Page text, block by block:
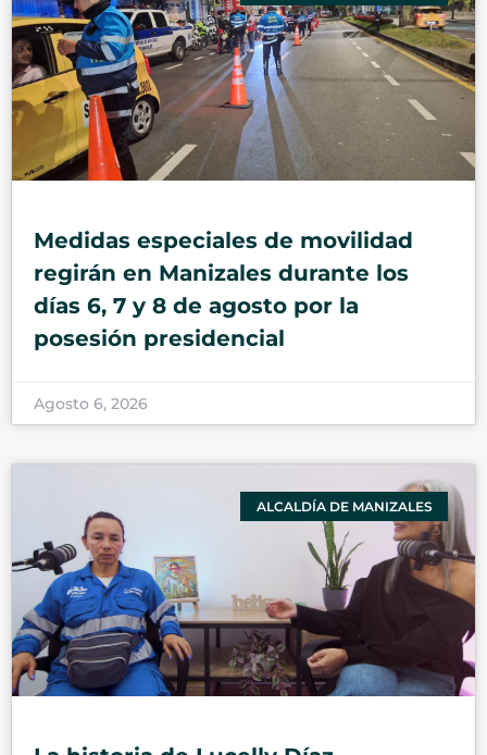
Medidas especiales de movilidad
regirán en Manizales durante los
días 6, 7 y 8 de agosto por la
posesión presidencial
Agosto 6, 2026
ALCALDÍA DE MANIZALES